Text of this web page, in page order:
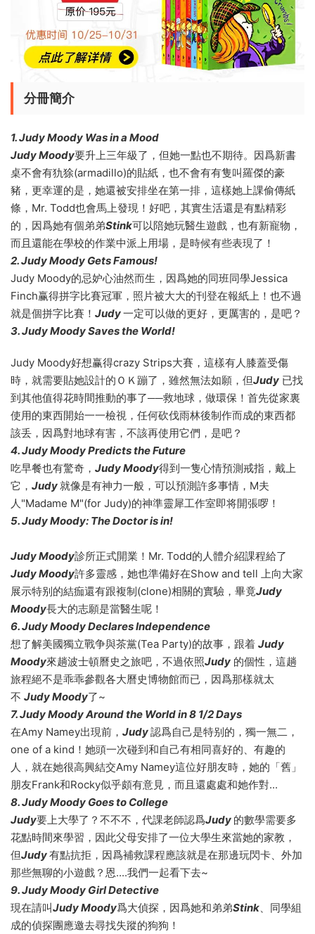
分冊簡介
1. Judy Moody Was in a Mood
Judy Moody要升上三年級了，但她一點也不期待。因爲新書
桌不會有犰狳(armadillo)的貼紙，也不會有有隻叫羅傑的豪
豬，更幸運的是，她還被安排坐在第一排，這樣她上課偷傳紙
條，Mr. Todd也會馬上發現！好吧，其實生活還是有點精彩
的，因爲她有個弟弟Stink可以陪她玩醫生遊戲，也有新寵物，
而且還能在學校的作業中派上用場，是時候有些表現了！
2. Judy Moody Gets Famous!
Judy Moody的忌妒心油然而生，因爲她的同班同學Jessica
Finch赢得拼字比賽冠軍，照片被大大的刊登在報紙上！也不過
就是個拼字比賽！ Judy一定可以做的更好，更厲害的，是吧？
3. Judy Moody Saves the World!
Judy Moody好想赢得crazy Strips大賽，這樣有人膝蓋受傷
時，就需要貼她設計的ＯＫ蹦了，雖然無法如願，但Judy 已找
到其他值得花時間推動的事了──救地球，做環保！首先從家裏
使用的東西開始一一檢視，任何砍伐雨林後制作而成的東西都
該丢，因爲對地球有害，不該再使用它們，是吧？
4. Judy Moody Predicts the Future
吃早餐也有驚奇， Judy Moody得到一隻心情預測戒指，戴上
它， Judy就像是有神力一般，可以預測許多事情，M夫
人"Madame M"(for Judy)的神準靈犀工作室即将開張啰！
5. Judy Moody: The Doctor is in!
Judy Moody診所正式開業！Mr. Todd的人體介紹課程給了
Judy Moody許多靈感，她也準備好在Show and tell 上向大家
展示特别的結痂還有跟複制(clone)相關的實驗，畢竟Judy
Moody長大的志願是當醫生呢！
6. Judy Moody Declares Independence
想了解美國獨立戰争與茶黨(Tea Party)的故事，跟着 Judy
Moody來趟波士頓曆史之旅吧，不過依照Judy 的個性，這趟
旅程絕不是乖乖參觀各大曆史博物館而已，因爲那樣就太
不 Judy Moody了~
7. Judy Moody Around the World in 8 1/2 Days
在Amy Namey出現前， Judy認爲自己是特别的，獨一無二，
one of a kind！她頭一次碰到和自己有相同喜好的、有趣的
人，就在她很高興結交Amy Namey這位好朋友時，她的「舊」
朋友Frank和Rocky似乎頗有意見，而且還處處和她作對...
8. Judy Moody Goes to College
Judy要上大學了？不不不，代課老師認爲Judy 的數學需要多
花點時間來學習，因此父母安排了一位大學生來當她的家教，
但Judy有點抗拒，因爲補救課程應該就是在那邊玩閃卡、外加
那些無聊的小遊戲？恩....我們一起看下去~
9. Judy Moody Girl Detective
現在請叫Judy Moody爲大偵探，因爲她和弟弟Stink 、同學組
成的偵探團應邀去尋找失蹤的狗狗！